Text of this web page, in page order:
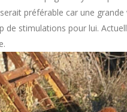
préférable car une grande
de stimulations pour lui.